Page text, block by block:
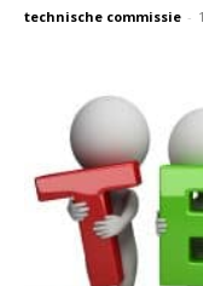
technische commissie -